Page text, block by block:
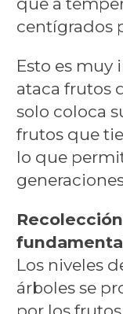
centígrados
Esto es muy
ataca frutos
solo coloca
frutos que
lo que
Los niveles
árboles se